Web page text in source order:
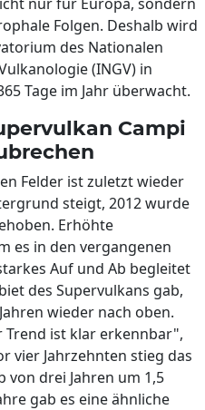
Folgen. Deshalb wird
des Nationalen
(INGV) in
Tage im Jahr überwacht.
Campi
Felder ist zuletzt wieder
steigt, 2012 wurde
Erhöhte
es in den vergangenen
Auf und Ab begleitet
des Supervulkans gab,
wieder nach oben.
Trend ist klar erkennbar",
vier Jahrzehnten stieg das
von drei Jahren um 1,5
gab es eine ähnliche